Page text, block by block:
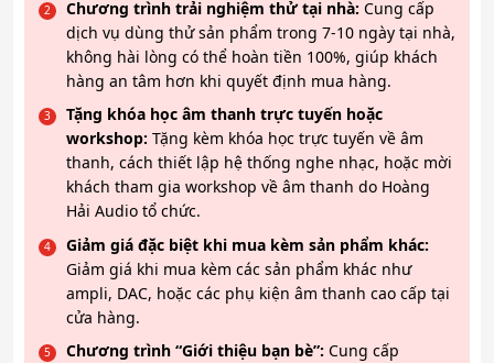
Chương trình trải nghiệm thử tại nhà: Cung cấp
dịch vụ dùng thử sản phẩm trong 7-10 ngày tại nhà,
không hài lòng có thể hoàn tiền 100%, giúp khách
hàng an tâm hơn khi quyết định mua hàng.
Tặng khóa học âm thanh trực tuyến hoặc
workshop: Tặng kèm khóa học trực tuyến về âm
thanh, cách thiết lập hệ thống nghe nhạc, hoặc mời
khách tham gia workshop về âm thanh do Hoàng
Hải Audio tổ chức.
Giảm giá đặc biệt khi mua kèm sản phẩm khác:
Giảm giá khi mua kèm các sản phẩm khác như
ampli, DAC, hoặc các phụ kiện âm thanh cao cấp tại
cửa hàng.
Chương trình “Giới thiệu bạn bè”: Cung cấp